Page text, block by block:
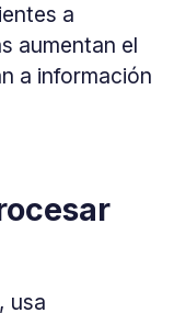
a
aumentan el
a información
usa